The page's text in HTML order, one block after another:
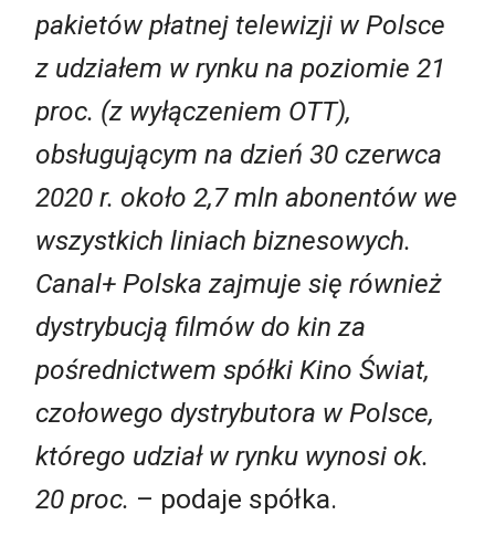
pakietów płatnej telewizji w Polsce
z udziałem w rynku na poziomie 21
proc. (z wyłączeniem OTT),
obsługującym na dzień 30 czerwca
2020 r. około 2,7 mln abonentów we
wszystkich liniach biznesowych.
Canal+ Polska zajmuje się również
dystrybucją filmów do kin za
pośrednictwem spółki Kino Świat,
czołowego dystrybutora w Polsce,
którego udział w rynku wynosi ok.
20 proc. – podaje spółka.